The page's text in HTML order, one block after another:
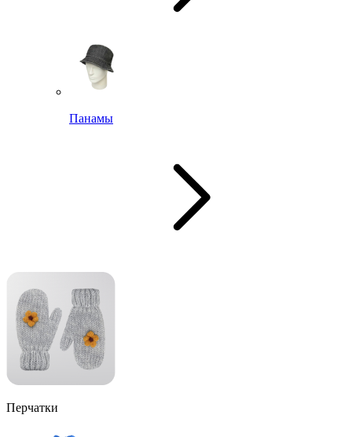
Панамы
Перчатки